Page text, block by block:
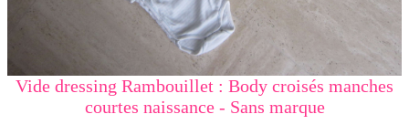
Vide dressing Rambouillet : Body croisés manches
courtes naissance - Sans marque